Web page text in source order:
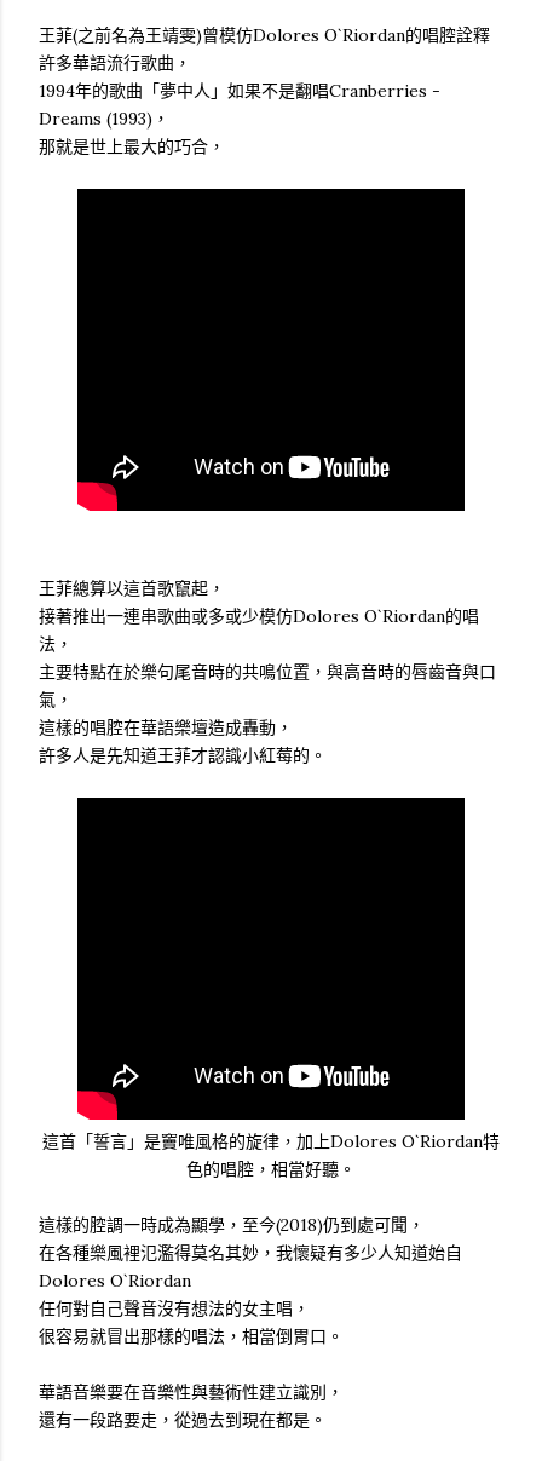
王菲(之前名為王靖雯)曾模仿Dolores O`Riordan的唱腔詮釋
許多華語流行歌曲，
1994年的歌曲「夢中人」如果不是翻唱Cranberries -
Dreams (1993)，
那就是世上最大的巧合，
王菲總算以這首歌竄起，
接著推出一連串歌曲或多或少模仿Dolores O`Riordan的唱
法，
主要特點在於樂句尾音時的共鳴位置，與高音時的唇齒音與口
氣，
這樣的唱腔在華語樂壇造成轟動，
許多人是先知道王菲才認識小紅莓的。
這首「誓言」是竇唯風格的旋律，加上Dolores O`Riordan特
色的唱腔，相當好聽。
這樣的腔調一時成為顯學，至今(2018)仍到處可聞，
在各種樂風裡氾濫得莫名其妙，我懷疑有多少人知道始自
Dolores O`Riordan
任何對自己聲音沒有想法的女主唱，
很容易就冒出那樣的唱法，相當倒胃口。
華語音樂要在音樂性與藝術性建立識別，
還有一段路要走，從過去到現在都是。